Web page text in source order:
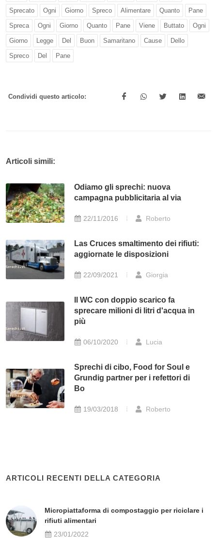
Sprecato Ogni Giorno Spreco Alimentare Quanto Pane
Spreca Ogni Giorno Quanto Pane Viene Buttato Ogni
Giorno Legge Del Buon Samaritano Cause Dello
Spreco Del Pane
Condividi questo articolo:
Articoli simili:
Odiamo gli sprechi: nuova
campagna pubblicitaria al via
22/11/2016 Roberto
Las Cruces smaltimento dei rifiuti:
aggiornate le disposizioni
22/09/2021 Giorgia
Il WC con doppio scarico fa
sprecare milioni di litri d'acqua in
più
06/10/2020 Lucia
Sprechi di cibo, Food for Soul e
Grundig partner per i refettori di
Bo
19/03/2018 Roberto
ARTICOLI RECENTI DELLA CATEGORIA
Micropiattaforma di compostaggio per riciclare i
rifiuti alimentari
23/01/2022